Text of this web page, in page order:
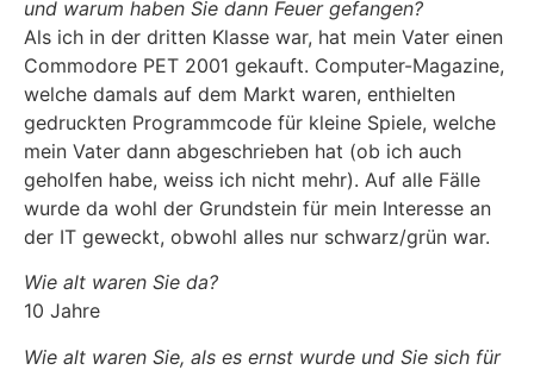
und warum haben Sie dann Feuer gefangen?
Als ich in der dritten Klasse war, hat mein Vater einen
Commodore PET 2001 gekauft. Computer-Magazine,
welche damals auf dem Markt waren, enthielten
gedruckten Programmcode für kleine Spiele, welche
mein Vater dann abgeschrieben hat (ob ich auch
geholfen habe, weiss ich nicht mehr). Auf alle Fälle
wurde da wohl der Grundstein für mein Interesse an
der IT geweckt, obwohl alles nur schwarz/grün war.
Wie alt waren Sie da?
10 Jahre
Wie alt waren Sie, als es ernst wurde und Sie sich für